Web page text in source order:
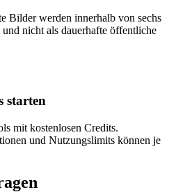
Bilder werden innerhalb von sechs
nicht als dauerhafte öffentliche
starten
mit kostenlosen Credits.
und Nutzungslimits können je